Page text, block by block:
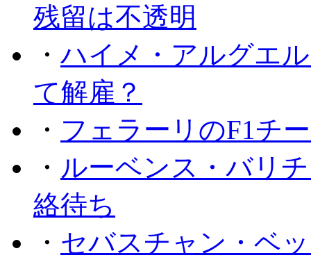
残留は不透明
・ハイメ・アルグエ
て解雇？
・ フェラーリのF1チ
・ ルーベンス・バリ
絡待ち
・ セバスチャン・ベ